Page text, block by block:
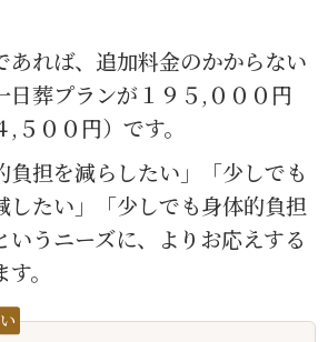
あれば、追加料金のかからない
日葬プランが１９５,０００円
,５００円）です。
負担を減らしたい」「少しでも
したい」「少しでも身体的負担
いうニーズに、よりお応えする
。